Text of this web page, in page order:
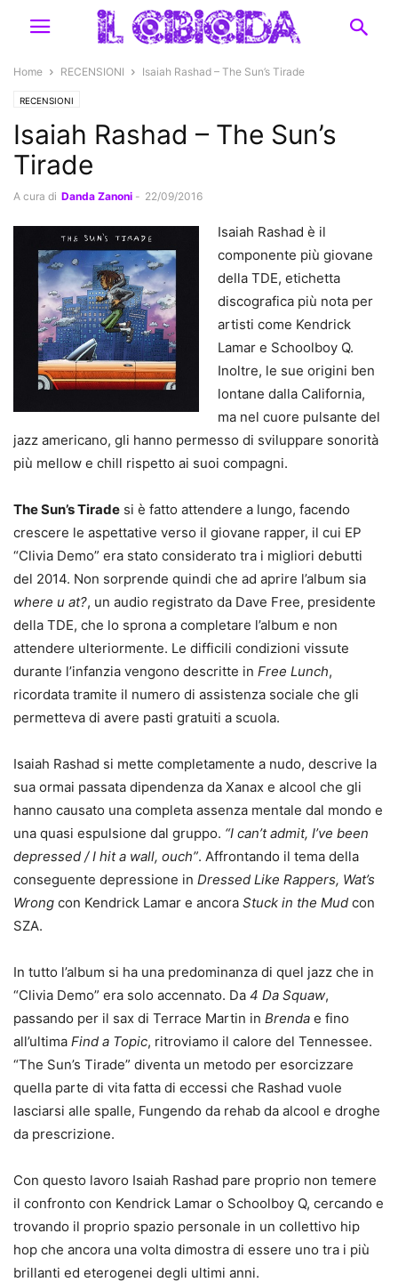
Home RECENSIONI Isaiah Rashad – The Sun’s Tirade
RECENSIONI
Isaiah Rashad – The Sun’s
Tirade
A cura di Danda Zanoni - 22/09/2016
Isaiah Rashad è il
componente più giovane
della TDE, etichetta
discografica più nota per
artisti come Kendrick
Lamar e Schoolboy Q.
Inoltre, le sue origini ben
lontane dalla California,
ma nel cuore pulsante del
jazz americano, gli hanno permesso di sviluppare sonorità
più mellow e chill rispetto ai suoi compagni.
The Sun’s Tirade si è fatto attendere a lungo, facendo
crescere le aspettative verso il giovane rapper, il cui EP
“Clivia Demo” era stato considerato tra i migliori debutti
del 2014. Non sorprende quindi che ad aprire l’album sia
where u at?, un audio registrato da Dave Free, presidente
della TDE, che lo sprona a completare l’album e non
attendere ulteriormente. Le difficili condizioni vissute
durante l’infanzia vengono descritte in Free Lunch,
ricordata tramite il numero di assistenza sociale che gli
permetteva di avere pasti gratuiti a scuola.
Isaiah Rashad si mette completamente a nudo, descrive la
sua ormai passata dipendenza da Xanax e alcool che gli
hanno causato una completa assenza mentale dal mondo e
una quasi espulsione dal gruppo. “I can’t admit, I’ve been
depressed / I hit a wall, ouch”. Affrontando il tema della
conseguente depressione in Dressed Like Rappers, Wat’s
Wrong con Kendrick Lamar e ancora Stuck in the Mud con
SZA.
In tutto l’album si ha una predominanza di quel jazz che in
“Clivia Demo” era solo accennato. Da 4 Da Squaw,
passando per il sax di Terrace Martin in Brenda e fino
all’ultima Find a Topic, ritroviamo il calore del Tennessee.
“The Sun’s Tirade” diventa un metodo per esorcizzare
quella parte di vita fatta di eccessi che Rashad vuole
lasciarsi alle spalle, Fungendo da rehab da alcool e droghe
da prescrizione.
Con questo lavoro Isaiah Rashad pare proprio non temere
il confronto con Kendrick Lamar o Schoolboy Q, cercando e
trovando il proprio spazio personale in un collettivo hip
hop che ancora una volta dimostra di essere uno tra i più
brillanti ed eterogenei degli ultimi anni.